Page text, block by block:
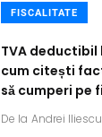
FISCALITATE
TVA
cum citești
să cumperi pe
De la Andrei Iliescu